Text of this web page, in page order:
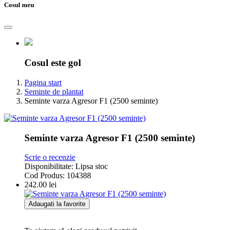
Cosul meu
Cosul este gol
Pagina start
Seminte de plantat
Seminte varza Agresor F1 (2500 seminte)
Seminte varza Agresor F1 (2500 seminte)
Scrie o recenzie
Disponibilitate: Lipsa stoc
Cod Produs: 104388
242.00 lei
Adaugati la favorite